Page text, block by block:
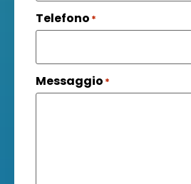
Telefono *
Messaggio *